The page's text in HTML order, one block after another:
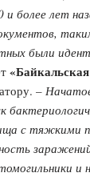
более лет
были
–
с тяжкими
и